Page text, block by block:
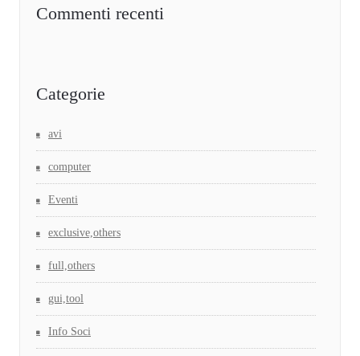
Commenti recenti
Categorie
avi
computer
Eventi
exclusive,others
full,others
gui,tool
Info Soci